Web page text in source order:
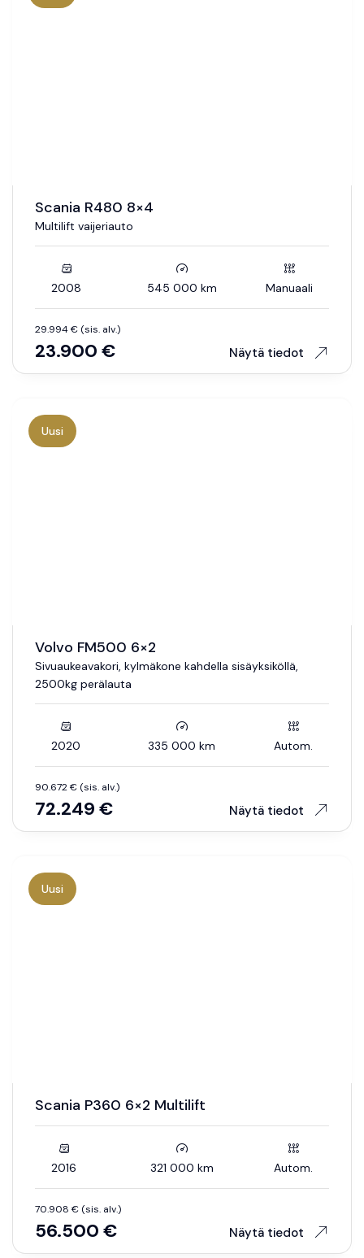
Scania R480 8×4
Multilift vaijeriauto
2008 545 000 km Manuaali
29.994 € (sis. alv.)
23.900 € Näytä tiedot
Uusi
Volvo FM500 6×2
Sivuaukeavakori, kylmäkone kahdella sisäyksiköllä,
2500kg perälauta
2020 335 000 km Autom.
90.672 € (sis. alv.)
72.249 € Näytä tiedot
Uusi
Scania P360 6×2 Multilift
2016 321 000 km Autom.
70.908 € (sis. alv.)
56.500 € Näytä tiedot